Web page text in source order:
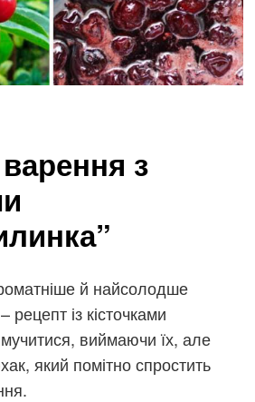
з
й найсолодше
із кісточками
виймаючи їх, але
який помітно спростить